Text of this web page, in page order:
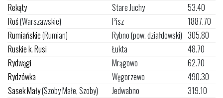
Rekąty
Stare Juchy
53.40
Roś(Warszawskie) Pisz
1887.70
Rumiańskie(Rumian) Rybno (pow. działdowski) 305.80
Ruskie k. Rusi
Łukta
48.70
Rydwągi
Mrągowo
62.70
Rydzówka
Węgorzewo
490.30
Sasek Mały(Szoby Małe, Szoby) Jedwabno
319.10